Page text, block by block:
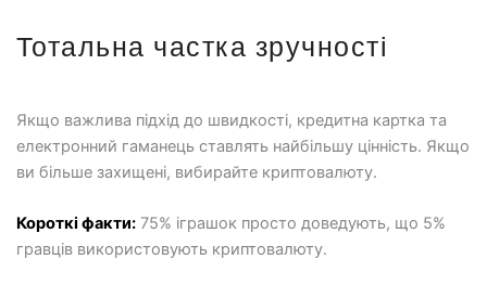
Тотальна частка зручності
Якщо важлива підхід до швидкості, кредитна картка та
електронний гаманець ставлять найбільшу цінність. Якщо
ви більше захищені, вибирайте криптовалюту.
Короткі факти:75% іграшок просто доведують, що 5%
гравців використовують криптовалюту.